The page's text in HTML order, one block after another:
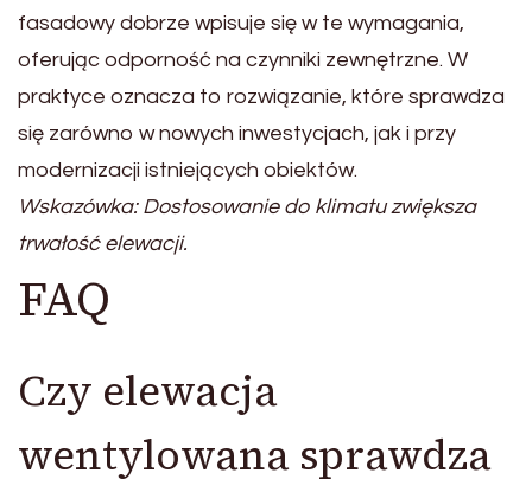
fasadowy dobrze wpisuje się w te wymagania,
oferując odporność na czynniki zewnętrzne. W
praktyce oznacza to rozwiązanie, które sprawdza
się zarówno w nowych inwestycjach, jak i przy
modernizacji istniejących obiektów.
Wskazówka: Dostosowanie do klimatu zwiększa
trwałość elewacji.
FAQ
Czy elewacja
wentylowana sprawdza